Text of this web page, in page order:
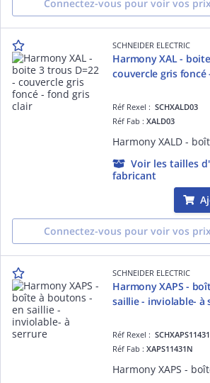
Connectez-vous pour voir vos
SCHNEIDER ELECTRIC
Harmony XAL -
couvercle gris
Réf Rexel :SCHXALD03
Réf Fab :XALD03
Voir les tailles
fabricant
Connectez-vous pour voir vos
SCHNEIDER ELECTRIC
Harmony XAPS -
saillie - inviolable- à
Réf Rexel :
Réf Fab :XAPS11431N